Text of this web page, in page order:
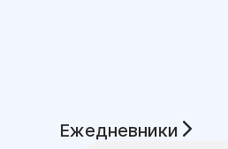
Ежедневники